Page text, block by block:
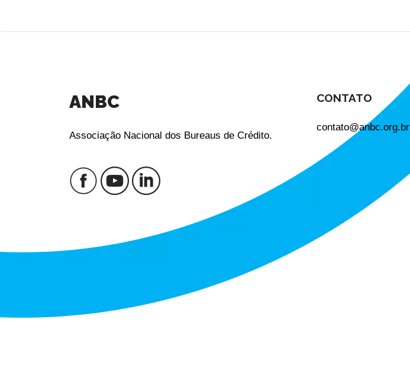
ANBC
Associação Nacional dos Bureaus de Crédito.
CONTATO
contato@anbc.org.br